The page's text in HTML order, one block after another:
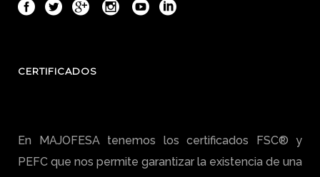
CERTIFICADOS
En MAJOFESA tenemos los certificados FSC® y
PEFC que nos permite garantizar la existencia de una